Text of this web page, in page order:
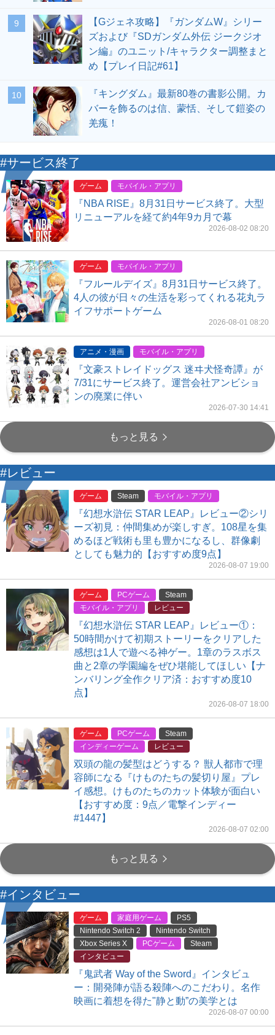
9
【Gジェネ攻略】『ガンダムW』シリー
ズおよび『SDガンダム外伝 ジークジオ
ン編』のユニット/キャラクター調整まと
め【プレイ日記#61】
10
『キングダム』最新80巻の書影公開。カ
バーを飾るのは信、蒙恬、そして鎧姿の
羌瘣！
#サービス終了
ゲーム モバイル・アプリ
『NBA RISE』8月31日サービス終了。大型
リニューアルを経て約4年9カ月で幕
2026-08-02 08:20
ゲーム モバイル・アプリ
『フルールデイズ』8月31日サービス終了。
4人の彼が日々の生活を彩ってくれる花丸ラ
イフサポートゲーム
2026-08-01 08:20
アニメ・漫画 モバイル・アプリ
『文豪ストレイドッグス 迷ヰ犬怪奇譚』が
7/31にサービス終了。運営会社アンビショ
ンの廃業に伴い
2026-07-30 14:41
もっと見る
#レビュー
ゲーム Steam モバイル・アプリ
『幻想水滸伝 STAR LEAP』レビュー②シリ
ーズ初見：仲間集めが楽しすぎ。108星を集
めるほど戦術も里も豊かになるし、群像劇
としても魅力的【おすすめ度9点】
2026-08-07 19:00
ゲーム PCゲーム
Steam
モバイル・アプリ
レビュー
『幻想水滸伝 STAR LEAP』レビュー①：
50時間かけて初期ストーリーをクリアした
感想は1人で遊べる神ゲー。1章のラスボス
曲と2章の学園編をぜひ堪能してほしい【ナ
ンバリング全作クリア済：おすすめ度10
点】
2026-08-07 18:00
ゲーム PCゲーム
Steam
インディーゲーム
レビュー
双頭の龍の髪型はどうする？ 獣人都市で理
容師になる『けものたちの髪切り屋』プレ
イ感想。けものたちのカット体験が面白い
【おすすめ度：9点／電撃インディー
#1447】
2026-08-07 02:00
もっと見る
#インタビュー
ゲーム 家庭用ゲーム
PS5
Nintendo Switch 2
Nintendo Switch
Xbox Series X
PCゲーム
Steam
インタビュー
『鬼武者 Way of the Sword』インタビュ
ー：開発陣が語る殺陣へのこだわり。名作
映画に着想を得た"静と動”の美学とは
2026-08-07 00:00